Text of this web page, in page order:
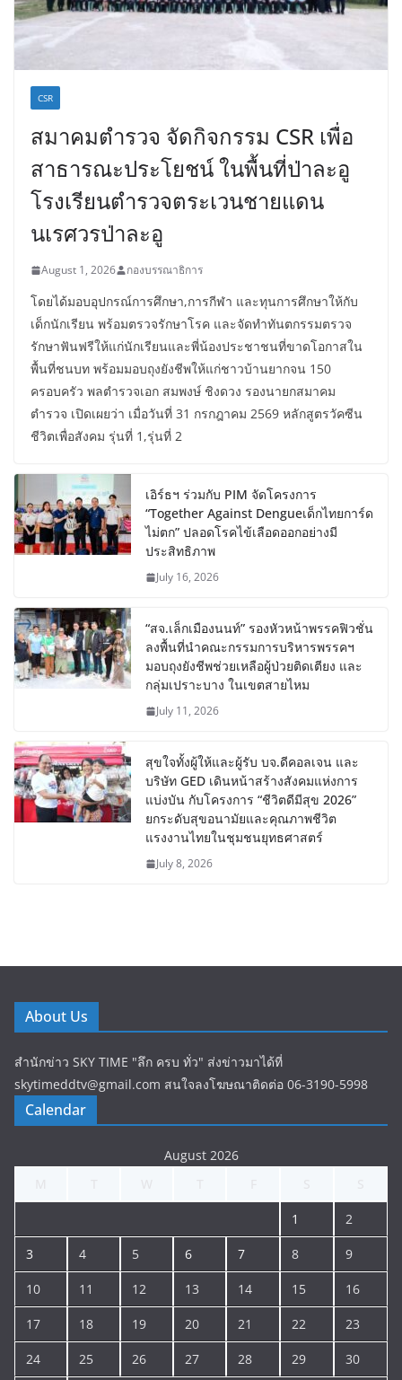
CSR
สมาคมตำรวจ จัดกิจกรรม CSR เพื่อ
สาธารณะประโยชน์ ในพื้นที่ป่าละอู
โรงเรียนตำรวจตระเวนชายแดน
นเรศวรป่าละอู
August 1, 2026 กองบรรณาธิการ
โดยได้มอบอุปกรณ์การศึกษา,การกีฬา และทุนการศึกษาให้กับ
เด็กนักเรียน พร้อมตรวจรักษาโรค และจัดทำทันตกรรมตรวจ
รักษาฟันฟรีให้แก่นักเรียนและพี่น้องประชาชนที่ขาดโอกาสใน
พื้นที่ชนบท พร้อมมอบถุงยังชีพให้แก่ชาวบ้านยากจน 150
ครอบครัว พลตำรวจเอก สมพงษ์ ชิงดวง รองนายกสมาคม
ตำรวจ เปิดเผยว่า เมื่อวันที่ 31 กรกฎาคม 2569 หลักสูตรวัคซีน
ชีวิตเพื่อสังคม รุ่นที่ 1,รุ่นที่ 2
เอิร์ธฯ ร่วมกับ PIM จัดโครงการ
“Together Against Dengueเด็กไทยการ์ด
ไม่ตก” ปลอดโรคไข้เลือดออกอย่างมี
ประสิทธิภาพ
July 16, 2026
“สจ.เล็กเมืองนนท์” รองหัวหน้าพรรคฟิวชั่น
ลงพื้นที่นำคณะกรรมการบริหารพรรคฯ
มอบถุงยังชีพช่วยเหลือผู้ป่วยติดเตียง และ
กลุ่มเปราะบาง ในเขตสายไหม
July 11, 2026
สุขใจทั้งผู้ให้และผู้รับ บจ.ดีคอลเจน และ
บริษัท GED เดินหน้าสร้างสังคมแห่งการ
แบ่งบัน​ กับโครงการ “ชีวิตดีมีสุข 2026”
ยกระดับสุขอนามัยและคุณภาพชีวิต
แรงงานไทยในชุมชนยุทธศาสตร์
July 8, 2026
About Us
สำนักข่าว SKY TIME "ลึก ครบ ทั่ว" ส่งข่าวมาได้ที่
skytimeddtv@gmail.com สนใจลงโฆษณาติดต่อ 06-3190-5998
Calendar
August 2026
1 2
3 4 5 6 7 8 9
10 11 12 13 14 15 16
17 18 19 20 21 22 23
24 25 26 27 28 29 30